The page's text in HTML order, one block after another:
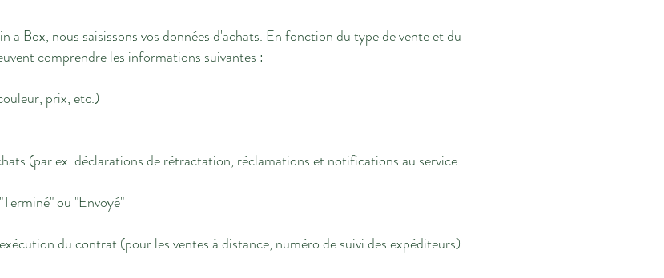
a Box, nous saisissons vos données d'achats. En fonction du type de vente et du
comprendre les informations suivantes :
prix, etc.)
(par ex. déclarations de rétractation, réclamations et notifications au service
ou "Envoyé"
du contrat (pour les ventes à distance, numéro de suivi des expéditeurs)